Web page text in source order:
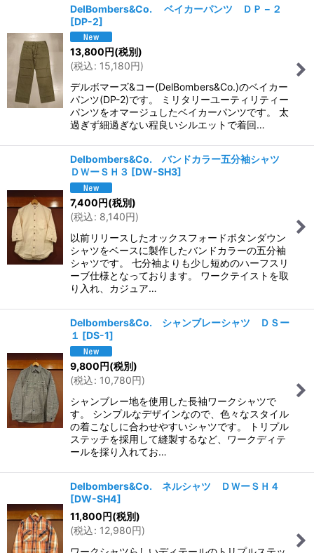
DelBombers&Co. ベイカーパンツ ＤＰ－２
[DP-2]
13,800円(税別)
(税込: 15,180円)
デルボマーズ&コー(DelBombers&Co.)のベイカー
パンツ(DP-2)です。 ミリタリーユーティリティー
パンツをオマージュしたベイカーパンツです。 太
過ぎず細過ぎない程良いシルエットで着回…
Delbombers&Co. バンドカラー五分袖シャツ
ＤＷーＳＨ３ [DW-SH3]
7,400円(税別)
(税込: 8,140円)
以前リリースしたオックスフォードボタンダウン
シャツをベースに製作したバンドカラーの五分袖
シャツです。 七分袖よりも少し短めのハーフスリ
ーブ仕様となっております。 ワークテイストを取
り入れ、カジュア…
Delbombers&Co. シャンブレーシャツ ＤＳー
１ [DS-1]
9,800円(税別)
(税込: 10,780円)
シャンブレー地を使用した長袖ワークシャツで
す。 シンプルなデザインなので、色々なスタイル
の着こなしに合わせやすいシャツです。 トリプル
ステッチを採用して縫製するなど、ワークディテ
ールを採り入れてお…
Delbombers&Co. ネルシャツ ＤＷーＳＨ４
[DW-SH4]
11,800円(税別)
(税込: 12,980円)